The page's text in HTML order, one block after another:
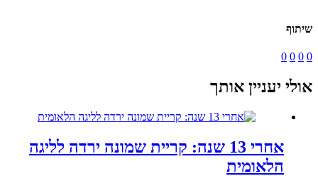
שיתוף
0
0
0
0
אולי יעניין אותך
אחרי 13 שנה: קריית שמונה ירדה לליגה
הלאומית